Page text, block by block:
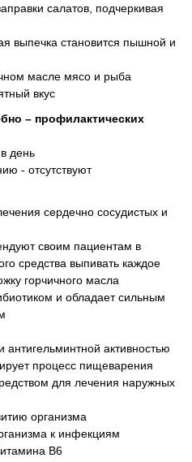
салатов, подчеркивая
выпечка становится пышной и
масле мясо и рыба
вкус
– профилактических
день
- отсутствуют
сердечно сосудистых и
своим пациентам в
средства выпивать каждое
горчичного масла
и обладает сильным
антигельминтной активностью
процесс пищеварения
для лечения наружных
организма
к инфекциям
В6